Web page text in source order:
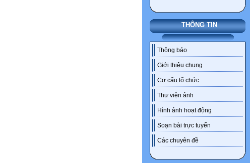
THÔNG TIN
Thông báo
Giới thiệu chung
Cơ cấu tổ chức
Thư viện ảnh
Hình ảnh hoạt động
Soạn bài trực tuyến
Các chuyên đề